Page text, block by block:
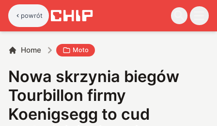
powrót
Home Moto
Nowa skrzynia biegów
Tourbillon firmy
Koenigsegg to cud